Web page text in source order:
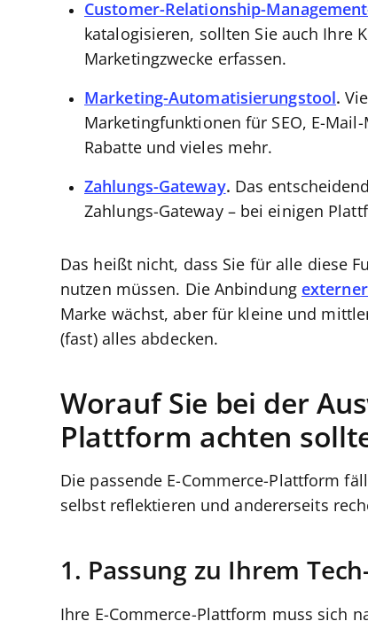
Customer-Relationship-
katalogisieren, sollten Sie auch Ihre
Marketingzwecke erfassen.
Marketing-Automatisierungstool .
Marketingfunktionen für SEO, E-
Rabatte und vieles mehr.
Zahlungs-Gateway. Das
Zahlungs-Gateway – bei einigen
Das heißt nicht, dass Sie für alle diese
nutzen müssen. Die Anbindung
Marke wächst, aber für kleine und
(fast) alles abdecken.
Worauf Sie bei der
Plattform achten
Die passende E-Commerce-Plattform
selbst reflektieren und andererseits
1. Passung zu Ihrem
Ihre E-Commerce-Plattform muss sich